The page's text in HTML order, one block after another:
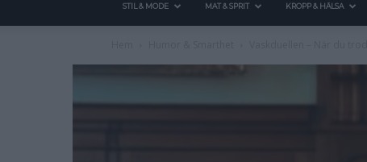
STIL & MODE MAT & SPRIT KROPP & HÄLSA